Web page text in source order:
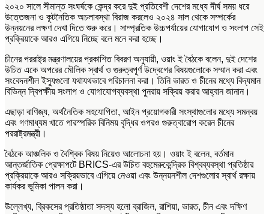
২০২০ সালে সীমান্ত সংঘর্ষকে কেন্দ্র করে দুই প্রতিবেশী দেশের মধ্যে দীর্ঘ সময় ধরে
উত্তেজনা ও কূটনৈতিক অচলাবস্থা বিরাজ করলেও ২০২৪ সাল থেকে সম্পর্কের
উন্নয়নের লক্ষণ দেখা দিতে শুরু করে। সাম্প্রতিক উচ্চপর্যায়ের যোগাযোগ ও সংলাপ সেই
প্রক্রিয়াকে আরও এগিয়ে নিচ্ছে বলে মনে করা হচ্ছে।
চীনের পররাষ্ট্র মন্ত্রণালয়ের প্রকাশিত বিবরণ অনুযায়ী, ওয়াং ই বৈঠকে বলেন, দুই দেশের
উচিত একে অপরের মৌলিক স্বার্থ ও গুরুত্বপূর্ণ উদ্বেগের বিষয়গুলোকে সম্মান করা এবং
সংবেদনশীল ইস্যুগুলো যথাযথভাবে পরিচালনা করা। তিনি ভারত ও চীনের মধ্যে বিদ্যমান
বিভিন্ন দ্বিপক্ষীয় সংলাপ ও যোগাযোগব্যবস্থা পুনরায় সক্রিয় করার আহ্বান জানান।
এছাড়া বাণিজ্য, অর্থনৈতিক সহযোগিতা, আইন প্রয়োগকারী সংস্থাগুলোর মধ্যে সমন্বয়
এবং গণমাধ্যম খাতে পারস্পরিক বিনিময় বৃদ্ধির ওপরও গুরুত্বারোপ করেন চীনের
পররাষ্ট্রমন্ত্রী।
বৈঠকে আঞ্চলিক ও বৈশ্বিক বিষয় নিয়েও আলোচনা হয়। ওয়াং ই বলেন, বর্তমান
আন্তর্জাতিক প্রেক্ষাপটে BRICS-এর উচিত বহুমেরুকেন্দ্রিক বিশ্বব্যবস্থা প্রতিষ্ঠার
প্রক্রিয়াকে আরও সক্রিয়ভাবে এগিয়ে নেওয়া এবং উন্নয়নশীল দেশগুলোর স্বার্থ রক্ষায়
কার্যকর ভূমিকা পালন করা।
উল্লেখ্য, ব্রিকসের প্রতিষ্ঠাতা সদস্য হলো ব্রাজিল, রাশিয়া, ভারত, চীন এবং দক্ষিণ